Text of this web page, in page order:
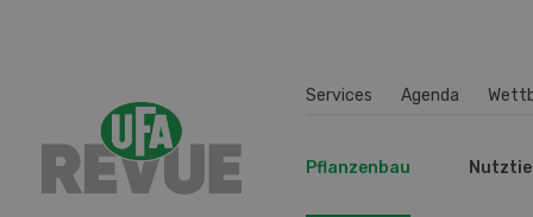
Services Agenda
Pflanzenbau